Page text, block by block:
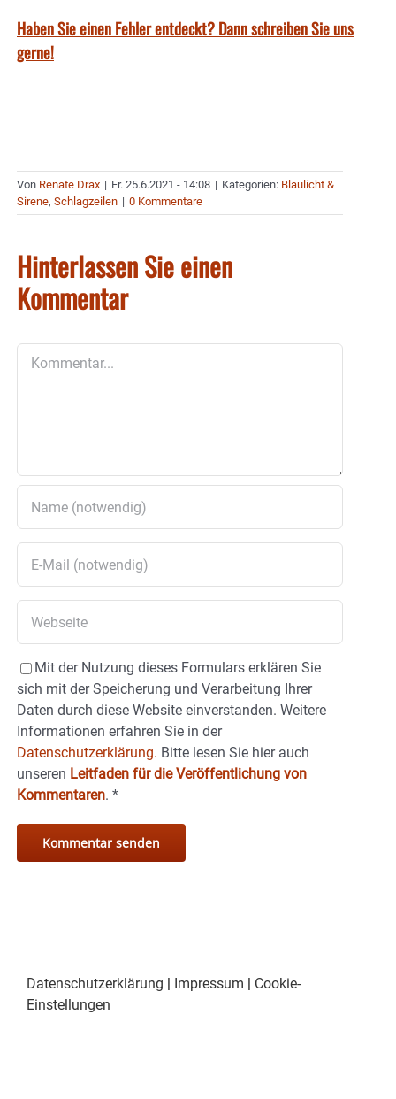
Haben Sie einen Fehler entdeckt? Dann schreiben Sie uns
gerne!
Von Renate Drax | Fr. 25.6.2021 - 14:08 | Kategorien: Blaulicht &
Sirene, Schlagzeilen | 0 Kommentare
Hinterlassen Sie einen
Kommentar
Mit der Nutzung dieses Formulars erklären Sie
sich mit der Speicherung und Verarbeitung Ihrer
Daten durch diese Website einverstanden. Weitere
Informationen erfahren Sie in der
Datenschutzerklärung. Bitte lesen Sie hier auch
unseren Leitfaden für die Veröffentlichung von
Kommentaren. *
Datenschutzerklärung Impressum
Cookie-
Einstellungen